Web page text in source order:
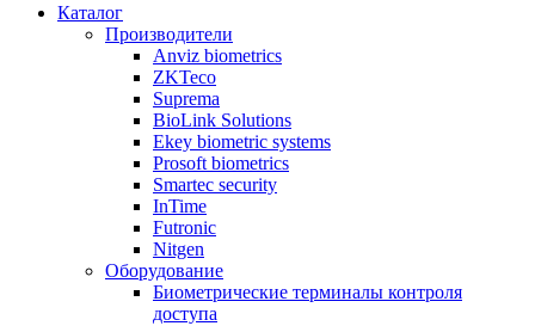
Каталог
Производители
Anviz biometrics
ZKTeco
Suprema
BioLink Solutions
Ekey biometric systems
Prosoft biometrics
Smartec security
InTime
Futronic
Nitgen
Оборудование
Биометрические терминалы контроля
доступа